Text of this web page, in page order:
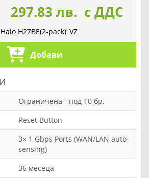
297.83 лв. с ДДС
Halo H27BE(2-pack)_VZ
Добави
Ограничена - под 10 бр.
Reset Button
3× 1 Gbps Ports (WAN/LAN auto-
sensing)
36 месеца